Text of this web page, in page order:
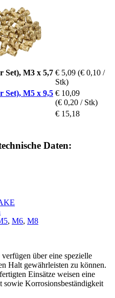
Set), M3 x 5,7 € 5,09 (€ 0,10 /
Stk)
Set), M5 x 9,5 € 10,09
(€ 0,20 / Stk)
€ 15,18
Daten:
, M6, M8
über eine spezielle
Halt gewährleisten zu können.
Einsätze weisen eine
sowie Korrosionsbeständigkeit